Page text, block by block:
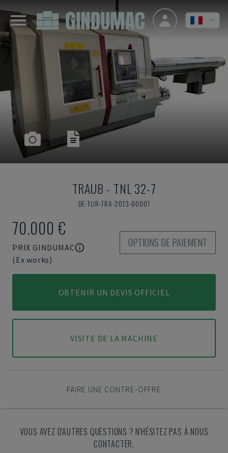
TRAUB - TNL 32-7
DE-TUR-TRA-2013-00001
70.000 €
PRIX GINDUMAC
(Ex works)
OPTIONS DE PAIEMENT
OBTENIR UN DEVIS OFFICIEL
VISITE DE LA MACHINE
FAIRE UNE CONTRE-OFFRE
VOUS AVEZ D'AUTRES QUESTIONS ? N'HÉSITEZ PAS À NOUS
CONTACTER.